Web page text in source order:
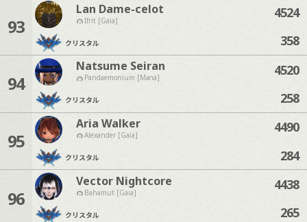
93
Lan Dame-celot
Ifrit [Gaia]
クリスタル
4524
358
94
Natsume Seiran
Pandaemonium [Mana]
クリスタル
4520
258
95
Aria Walker
Alexander [Gaia]
クリスタル
4490
284
96
Vector Nightcore
Bahamut [Gaia]
クリスタル
4438
265